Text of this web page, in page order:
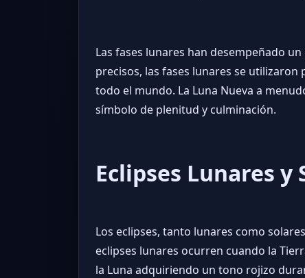
Las fases lunares han desempeñado
precisos, las fases lunares se
todo el mundo. La Luna Nueva a
símbolo de plenitud y culminación.
Eclipses Lunares
Los eclipses, tanto lunares como
eclipses lunares ocurren cuando la
la Luna adquiriendo un tono rojizo